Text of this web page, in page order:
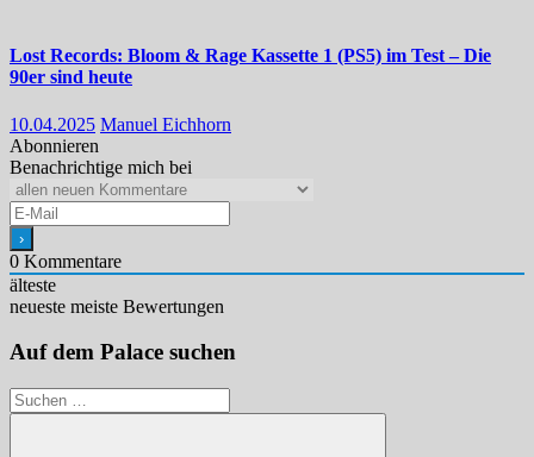
Lost Records: Bloom & Rage Kassette 1 (PS5) im Test – Die
90er sind heute
10.04.2025 Manuel Eichhorn
Abonnieren
Benachrichtige mich bei
0 Kommentare
älteste
neueste meiste Bewertungen
Auf dem Palace suchen
Suchen
nach: